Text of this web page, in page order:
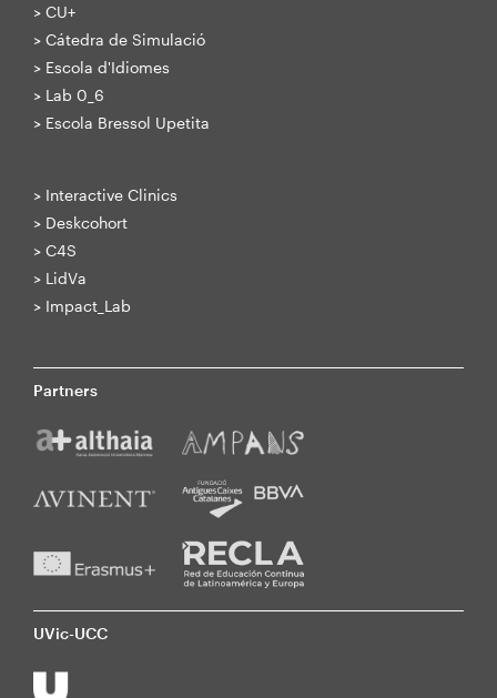
> CU+
> Cátedra de Simulació
> Escola d'Idiomes
> Lab 0_6
> Escola Bressol Upetita
> Interactive Clinics
> Deskcohort
> C4S
> LidVa
> Impact_Lab
Partners
UVic-UCC